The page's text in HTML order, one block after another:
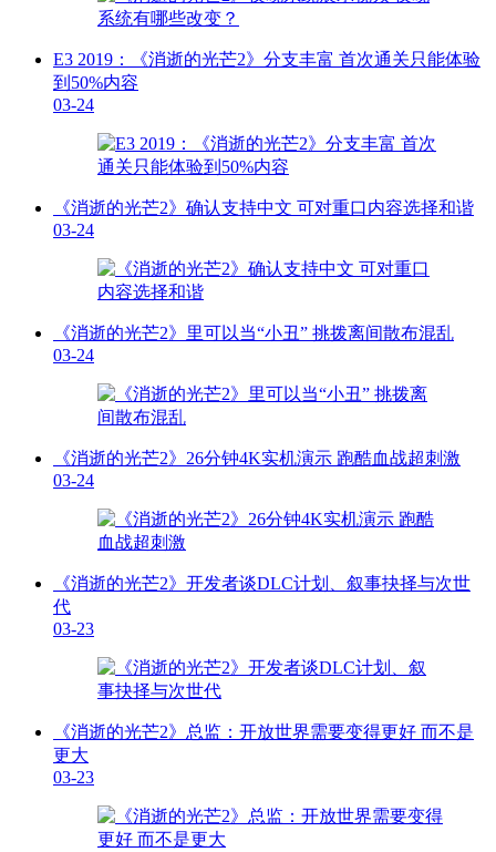
E3 2019：《消逝的光芒2》分支丰富 首次通关只能体验
到50%内容
03-24
《消逝的光芒2》确认支持中文 可对重口内容选择和谐
03-24
《消逝的光芒2》里可以当“小丑” 挑拨离间散布混乱
03-24
《消逝的光芒2》26分钟4K实机演示 跑酷血战超刺激
03-24
《消逝的光芒2》开发者谈DLC计划、叙事抉择与次世
代
03-23
《消逝的光芒2》总监：开放世界需要变得更好 而不是
更大
03-23